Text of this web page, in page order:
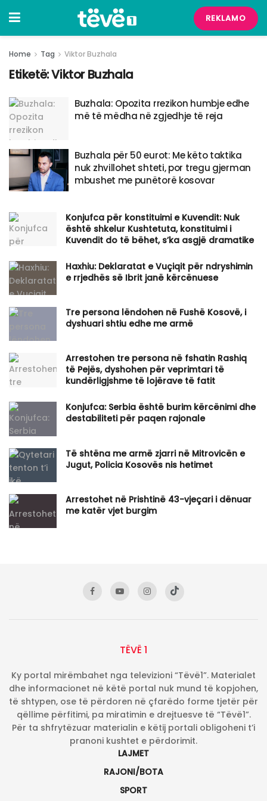
REKLAMO
Home Tag Viktor Buzhala
Etiketë:Viktor Buzhala
Buzhala: Opozita rrezikon humbje edhe
më të mëdha në zgjedhje të reja
Buzhala për 50 eurot: Me këto taktika
nuk zhvillohet shteti, por tregu gjerman
mbushet me punëtorë kosovar
Konjufca për konstituimi e Kuvendit: Nuk
është shkelur Kushtetuta, konstituimi i
Kuvendit do të bëhet, s’ka asgjë dramatike
Haxhiu: Deklaratat e Vuçiqit për ndryshimin
e rrjedhës së Ibrit janë kërcënuese
Tre persona lëndohen në Fushë Kosovë, i
dyshuari shtiu edhe me armë
Arrestohen tre persona në fshatin Rashiq
të Pejës, dyshohen për veprimtari të
kundërligjshme të lojërave të fatit
Konjufca: Serbia është burim kërcënimi dhe
destabiliteti për paqen rajonale
Të shtëna me armë zjarri në Mitrovicën e
Jugut, Policia Kosovës nis hetimet
​Arrestohet në Prishtinë 43-vjeçari i dënuar
me katër vjet burgim
TËVË 1
Ky portal mirëmbahet nga televizioni “Tëvë1”. Materialet
dhe informacionet në këtë portal nuk mund të kopjohen,
të shtypen, ose të përdoren në çfarëdo forme tjetër për
qëllime përfitimi, pa miratimin e drejtuesve të “Tëvë1”.
Për ta shfrytëzuar materialin e këtij portali obligoheni t’i
pranoni kushtet e përdorimit.
LAJMET
RAJONI/BOTA
SPORT